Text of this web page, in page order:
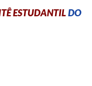
ESTUDANTIL DO